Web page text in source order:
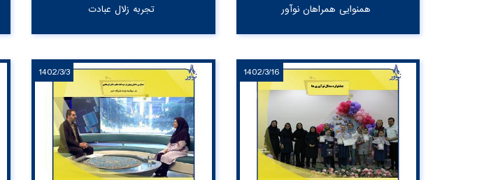
همنوایی همراهان نوآور
1402/3/16
تجربه زلال عبادت
1402/3/3